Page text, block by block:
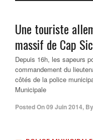
Une touriste
massif de Cap
Depuis 16h, les sapeurs
commandement du
côtés de la police
Municipale
Posted On09 Juin 2014, By